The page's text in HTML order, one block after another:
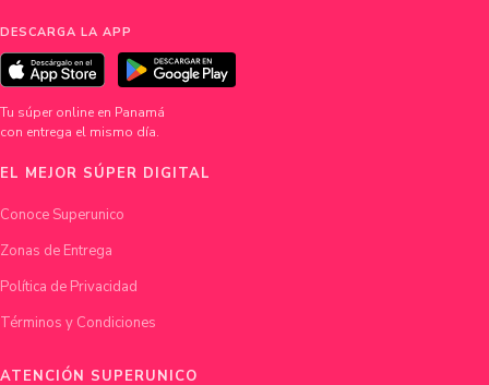
DESCARGA LA APP
Tu súper online en Panamá
con entrega el mismo día.
EL MEJOR SÚPER DIGITAL
Conoce Superunico
Zonas de Entrega
Política de Privacidad
Términos y Condiciones
ATENCIÓN SUPERUNICO